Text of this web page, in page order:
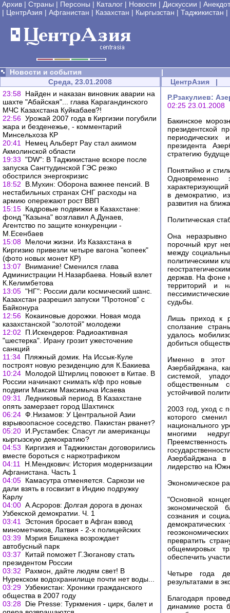
Архив | Страны | Персоны | Каталог | Новости | Дискуссии |
| ЦентрАзия | Афганистан | Казахстан | Кыргызстан | Таджикистан |
Новости и события
|
Среда, 23.01.2008
23:58 Найден и наказан виновник аварии на
шахте "Абайская"... глава Карагандинского
МЧС Казахстана Куйкабаев?!
22:56 Урожай 2007 года в Киргизии погубили
жара и безденежье, - комментарий
Минсельхоза КР
20:41
Немец Альберт Рау стал акимом
Акмолинской области
19:33 "DW": В Таджикистане вскоре после
запуска Сангтудинской ГЭС резко
обострился энергокризис
18:52
В.Мухин: Оборона важнее пенсий. В
нестабильных странах СНГ расходы на
армию опережают рост ВВП
15:15 Кадровые подвижки в Казахстане:
фонд "Казына" возглавил А.Дунаев,
Агентство по защите конкуренции -
М.Есенбаев
15:08 Мелочи жизни. Из Казахстана в
Киргизию привезли четыре вагона "копеек"
(фото новых монет КР)
13:07
Внимание! Сменился глава
Администрации Н.Назарбаева. Новый взлет
К.Келимбетова
13:05 "НГ": России дали космический шанс.
Казахстан разрешил запуски "Протонов" с
Байконура
12:56 Кокаиновые дорожки. Новая мода
казахстанской "золотой" молодежи
12:02
П.Искендеров: Радиоактивная
"шестерка". Ирану грозит ужесточение
санкций
11:34 Пляжный домик. На Иссык-Куле
построят новую резиденцию для К.Бакиева
10:24 Молодой Штирлиц повоюет в Китае. В
России начинают снимать к/ф про новые
подвиги Максим Максимыча Исаева
09:31
Ледниковый период. В Казахстане
опять замерзает город Шахтинск
06:24 Ф.Низамов: У Центральной Азии
взрывоопасное соседство. Пакистан рванет?
05:20 И.Рустамбек: Спасут ли американцы
кыргызскую демократию?
04:53
Киргизия и Таджикистан договорились
вместе бороться с наркотрафиком
04:11
Н.Мендкович: История модернизации
Афганистана. Часть 1
04:05 Камасутра отменяется. Саркози не
дали взять в госвизит в Индию подружку
Карлу
04:00 А.Асроров: Долгая дорога в дюнах
Узбекской демократии. Ч. 1
03:41
Эстония бросает в Афган взвод
минометчиков, Латвия - 2-х полицейских
03:39 Мэрия Бишкека возрождает
автобусный парк
03:37
Китай поможет Г.Зюганову стать
президентом России
03:32
Рахмон, дайте людям свет! В
Нурекском водохранилище почти нет воды...
03:29 Узбекистан: Хроники гражданского
общества в 2007 году
03:28 Die Presse: Туркмения - цирк, балет и
ЦентрАзия |
Р.Рзакулиев:
02:25 23.01.2008
Бакинское
президентской
периодических
президента
стратегию
Понятийно и
Одновременно
в демократию,
развития на
Политическая
Она неразрывно
порочный круг
между
политическими
держав. На фоне
территорий и
судьбы.
Лишь приход к
сползание
удалось
добиться
Именно в этот
Азербайджана,
системой,
общественным
устойчивой
2003 год, уход с
которого
национального
многими
Азербайджана в
лидерство на
Экономическое
"Основной
экономической
сознания и
превратить
общемировых
обеспечить
Четыре года
результатами в
Благодаря
динамике роста